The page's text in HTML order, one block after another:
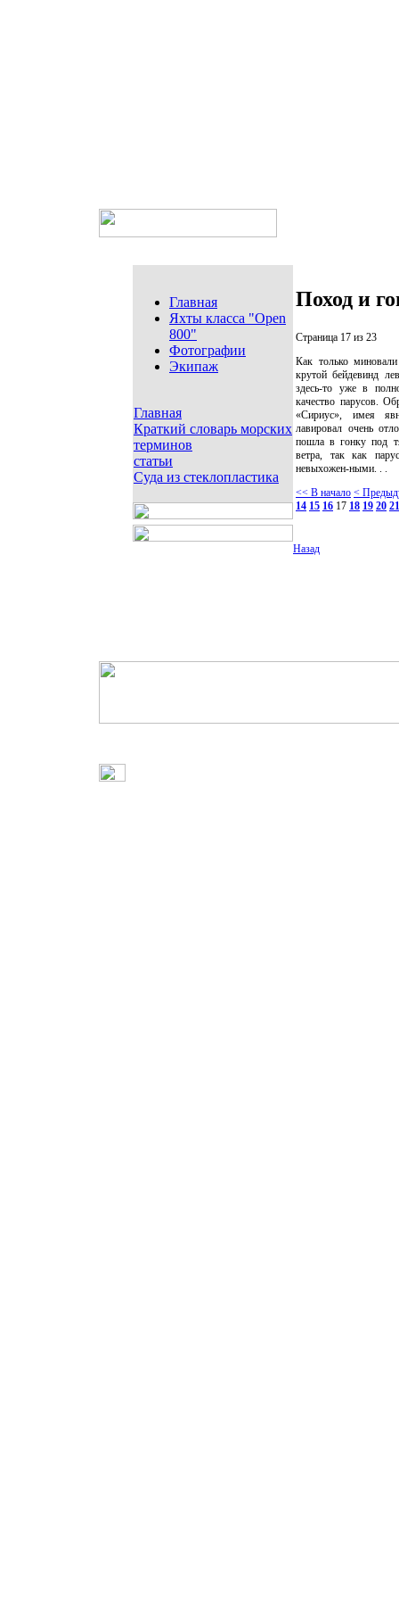
Главная
Яхты класса "Open
800"
Фотографии
Экипаж
Главная
Краткий словарь морских
терминов
статьи
Суда из стеклопластика
Поход и
Страница 17 из 23
Как только
крутой бейдевинд
здесь-то уже в
качество парусов.
«Сириус», имея
лавировал очень
пошла в гонку под
ветра, так как
невыхожен-ными. . .
<< В начало <
14 15 16 17 18 19 20 21
Назад